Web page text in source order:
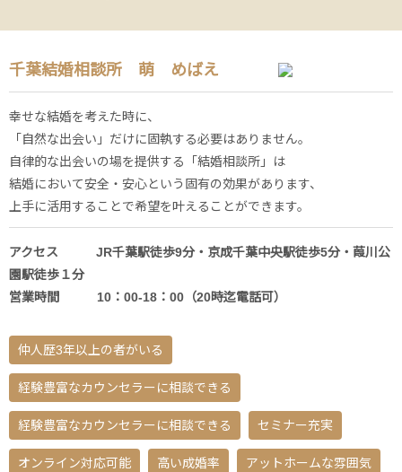
千葉結婚相談所 萌 めばえ
幸せな結婚を考えた時に、
「自然な出会い」だけに固執する必要はありません。
自律的な出会いの場を提供する「結婚相談所」は
結婚において安全・安心という固有の効果があります、
上手に活用することで希望を叶えることができます。
アクセス JR千葉駅徒歩9分・京成千葉中央駅徒歩5分・葭川公
園駅徒歩１分
営業時間 10：00-18：00（20時迄電話可）
仲人歴3年以上の者がいる
経験豊富なカウンセラーに相談できる
経験豊富なカウンセラーに相談できる セミナー充実
オンライン対応可能 高い成婚率 アットホームな雰囲気